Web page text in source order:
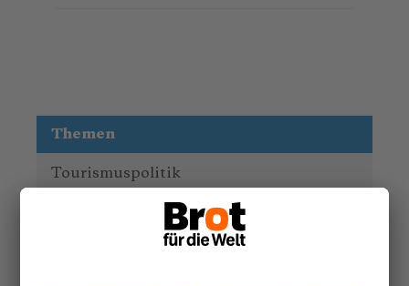
Themen
Tourismuspolitik
Kultur und Religion